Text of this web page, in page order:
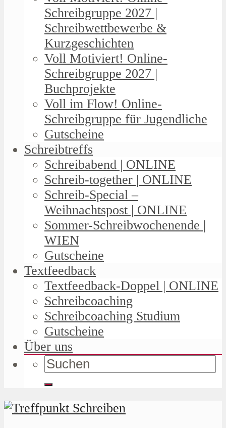
Schreibgruppe 2027 |
Schreibwettbewerbe &
Kurzgeschichten
Voll Motiviert! Online-
Schreibgruppe 2027 |
Buchprojekte
Voll im Flow! Online-
Schreibgruppe für Jugendliche
Gutscheine
Schreibtreffs
Schreibabend | ONLINE
Schreib-together | ONLINE
Schreib-Special –
Weihnachtspost | ONLINE
Sommer-Schreibwochenende |
WIEN
Gutscheine
Textfeedback
Textfeedback-Doppel | ONLINE
Schreibcoaching
Schreibcoaching Studium
Gutscheine
Über uns